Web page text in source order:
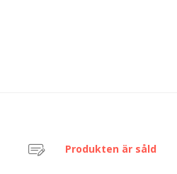
Produkten är såld